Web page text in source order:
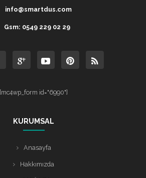
info@smartdus.com
Gsm: 0549 229 02 29
[mc4wp_form id="6990"]
KURUMSAL
Anasayfa
Hakkımızda